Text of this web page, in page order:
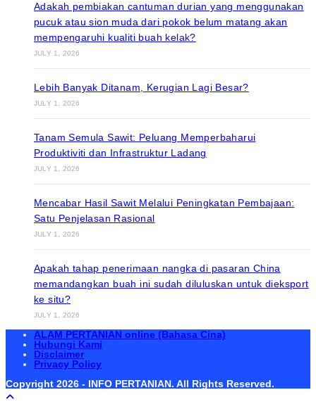
Adakah pembiakan cantuman durian yang menggunakan
pucuk atau sion muda dari pokok belum matang akan
mempengaruhi kualiti buah kelak?
JULY 1, 2026
Lebih Banyak Ditanam, Kerugian Lagi Besar?
JULY 1, 2026
Tanam Semula Sawit: Peluang Memperbaharui
Produktiviti dan Infrastruktur Ladang
JULY 1, 2026
Mencabar Hasil Sawit Melalui Peningkatan Pembajaan:
Satu Penjelasan Rasional
JULY 1, 2026
Apakah tahap penerimaan nangka di pasaran China
memandangkan buah ini sudah diluluskan untuk dieksport
ke situ?
JULY 1, 2026
ALAM PERTANIAN online (Bahasa Cina)
Hubungi Kami
Disclaimer
Privacy Policy
Copyright 2026 - INFO PERTANIAN. All Rights Reserved.